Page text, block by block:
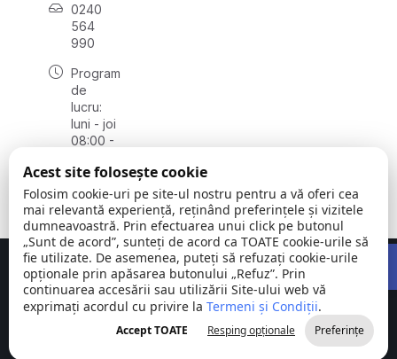
0240
564
990
Program
de
lucru:
luni - joi
08:00 -
vineri
08:00 -
14:00
Comuna
Stejaru |
județul Tulcea
©
2026
Toate
drepturile
rezervate
Concept realizat deBig Media Relații Publice SRL
Acest site folosește cookie
Folosim cookie-uri pe site-ul nostru pentru a vă oferi cea
mai relevantă experiență, reținând preferințele și vizitele
dumneavoastră. Prin efectuarea unui click pe butonul
„Sunt de acord”, sunteți de acord ca TOATE cookie-urile să
fie utilizate. De asemenea, puteți să refuzați cookie-urile
opționale prin apăsarea butonului „Refuz”. Prin
continuarea accesării sau utilizării Site-ului web vă
exprimați acordul cu privire la Termeni și Condiții.
Accept TOATE Resping opționale Preferințe